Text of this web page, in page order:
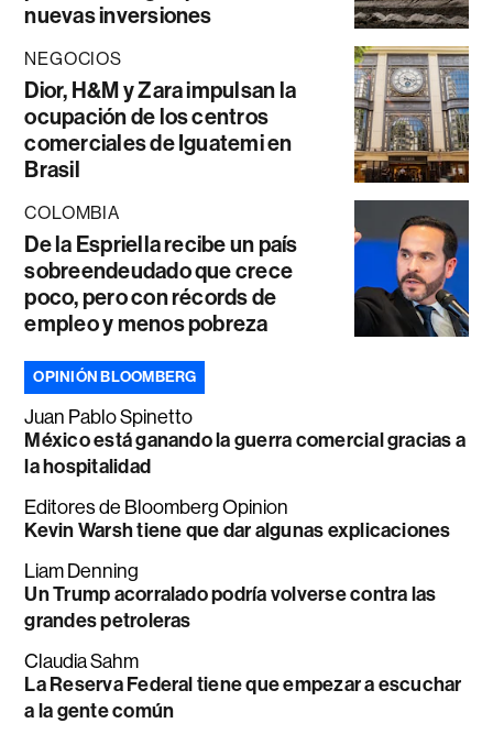
nuevas inversiones
NEGOCIOS
Dior, H&M y Zara impulsan la
ocupación de los centros
comerciales de Iguatemi en
Brasil
COLOMBIA
De la Espriella recibe un país
sobreendeudado que crece
poco, pero con récords de
empleo y menos pobreza
OPINIÓN BLOOMBERG
Juan Pablo Spinetto
México está ganando la guerra comercial gracias a
la hospitalidad
Editores de Bloomberg Opinion
Kevin Warsh tiene que dar algunas explicaciones
Liam Denning
Un Trump acorralado podría volverse contra las
grandes petroleras
Claudia Sahm
La Reserva Federal tiene que empezar a escuchar
a la gente común